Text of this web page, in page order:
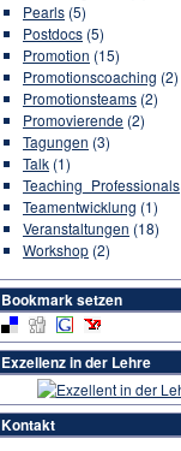
Pearls (5)
Postdocs (5)
Promotion (15)
Promotionscoaching (2)
Promotionsteams (2)
Promovierende (2)
Tagungen (3)
Talk (1)
Teaching_Professionals
Teamentwicklung (1)
Veranstaltungen (18)
Workshop (2)
Bookmark setzen
Exzellenz in der Lehre
Kontakt